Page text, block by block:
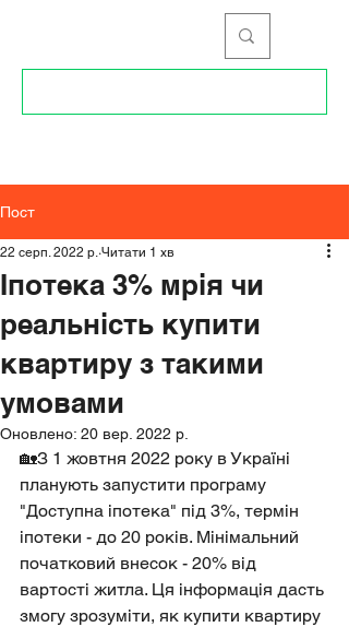
Пост
Іпотека 3% мрія чи
реальність купити
квартиру з такими
умовами
22 серп. 2022 р. Читати 1 хв
Оновлено: 20 вер. 2022 р.
🏡З 1 жовтня 2022 року в Україні
планують запустити програму
"Доступна іпотека" під 3%, термін
іпотеки - до 20 років. Мінімальний
початковий внесок - 20% від
вартості житла. Ця інформація дасть
змогу зрозуміти, як купити квартиру